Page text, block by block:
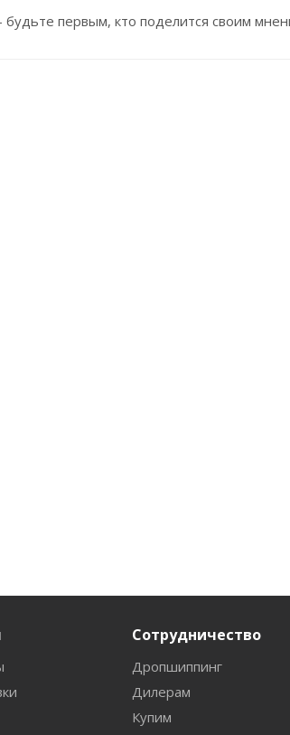
первым, кто поделится своим
Сотрудничество
Дропшиппинг
Дилерам
Купим